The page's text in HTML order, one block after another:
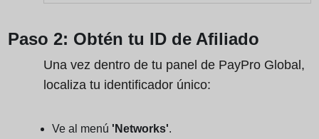
Paso 2: Obtén tu ID de Afiliado
Una vez dentro de tu panel de PayPro Global,
localiza tu identificador único:
Ve al menú 'Networks'.